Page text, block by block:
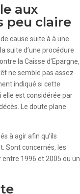
aux
peu claire
cause suite à à une
suite d’une procédure
la Caisse d’Epargne,
ne semble pas assez
indiqué si cette
elle est considérée par
Le doute plane
à agir afin qu’ils
Sont concernés, les
1996 et 2005 ou un